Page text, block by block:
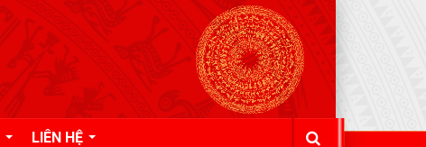
LIÊN HỆ